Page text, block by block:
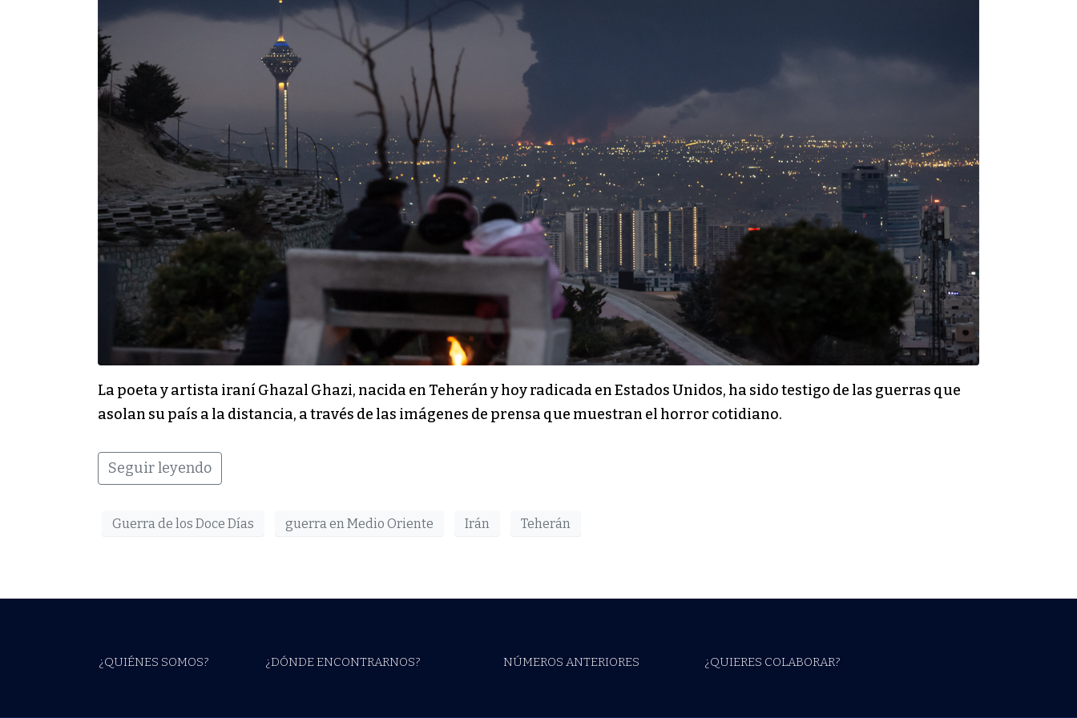
La poeta y artista iraní Ghazal Ghazi, nacida en Teherán y hoy radicada en Estados Unidos, ha sido testigo de las guerras que
asolan su país a la distancia, a través de las imágenes de prensa que muestran el horror cotidiano.
Seguir leyendo
Guerra de los Doce Días guerra en Medio Oriente Irán Teherán
¿QUIÉNES SOMOS? ¿DÓNDE ENCONTRARNOS? NÚMEROS ANTERIORES ¿QUIERES COLABORAR?